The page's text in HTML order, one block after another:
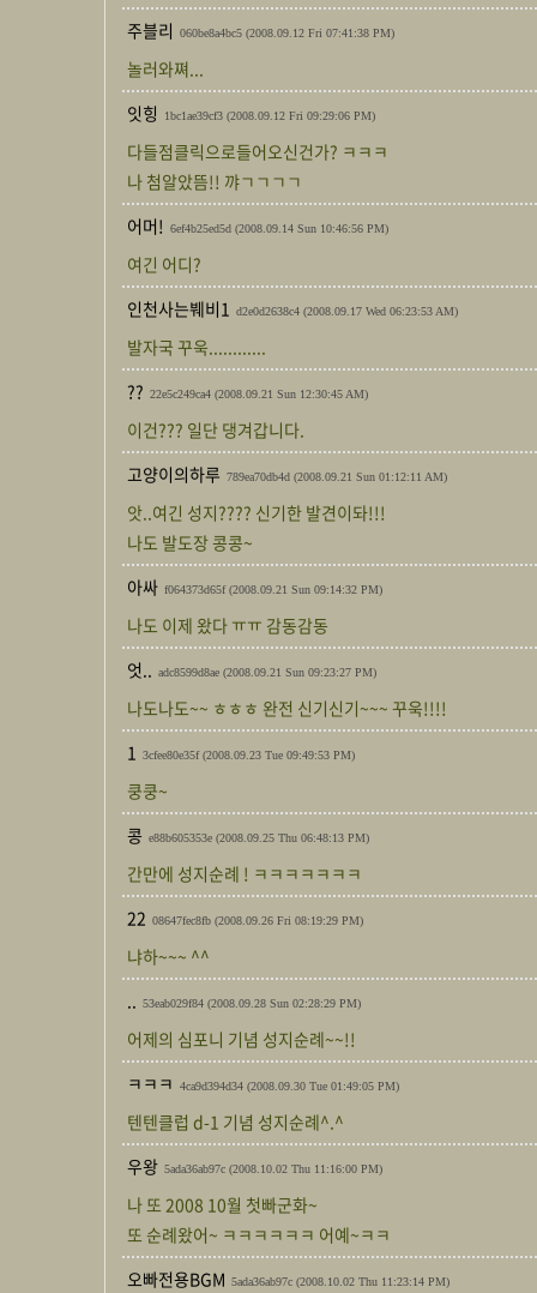
주블리
060be8a4bc5 (2008.09.12 Fri 07:41:38 PM)
놀러와쪄...
잇힝
1bc1ae39cf3 (2008.09.12 Fri 09:29:06 PM)
다들점클릭으로들어오신건가? ㅋㅋㅋ
나 첨알았뜸!! 꺄ㄱㄱㄱㄱ
어머!
6ef4b25ed5d (2008.09.14 Sun 10:46:56 PM)
여긴 어디?
인천사는붸비1 d2e0d2638c4 (2008.09.17 Wed 06:23:53 AM)
발자국 꾸욱............
?? 22e5c249ca4 (2008.09.21 Sun 12:30:45 AM)
이건??? 일단 댕겨갑니다.
고양이의하루 789ea70db4d (2008.09.21 Sun 01:12:11 AM)
앗..여긴 성지???? 신기한 발견이돠!!!
나도 발도장 콩콩~
아싸 f064373d65f (2008.09.21 Sun 09:14:32 PM)
나도 이제 왔다 ㅠㅠ 감동감동
엇.. adc8599d8ae (2008.09.21 Sun 09:23:27 PM)
나도나도~~ ㅎㅎㅎ 완전 신기신기~~~ 꾸욱!!!!
1 3cfee80e35f (2008.09.23 Tue 09:49:53 PM)
쿵쿵~
콩 e88b605353e (2008.09.25 Thu 06:48:13 PM)
간만에 성지순례 ! ㅋㅋㅋㅋㅋㅋㅋ
22 08647fec8fb (2008.09.26 Fri 08:19:29 PM)
냐하~~~ ^^
.. 53eab029f84 (2008.09.28 Sun 02:28:29 PM)
어제의 심포니 기념 성지순례~~!!
ㅋㅋㅋ
4ca9d394d34 (2008.09.30 Tue 01:49:05 PM)
텐텐클럽 d-1 기념 성지순례^.^
우왕 5ada36ab97c (2008.10.02 Thu 11:16:00 PM)
나 또 2008 10월 첫빠군화~
또 순례왔어~ ㅋㅋㅋㅋㅋㅋ 어예~ㅋㅋ
오빠전용BGM 5ada36ab97c (2008.10.02 Thu 11:23:14 PM)